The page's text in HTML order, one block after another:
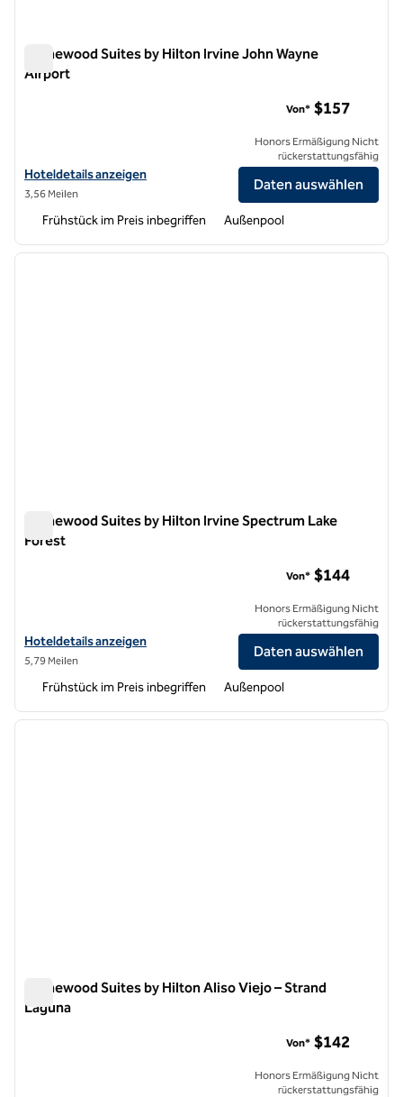
Homewood Suites by Hilton Irvine John Wayne
Airport
Hoteldetails für Homewood Suites by Hilton Irvine John Wayne
Hoteldetails anzeigen
3,56 Meilen
Von* $157
Honors Ermäßigung Nicht
rückerstattungsfähig
Daten auswählen
Frühstück im Preis inbegriffen Außenpool
1 von 12
Homewood Suites by Hilton Irvine Spectrum Lake
Forest
Hoteldetails für Homewood Suites by Hilton Irvine Spectrum Lake
Hoteldetails anzeigen
5,79 Meilen
Von* $144
Honors Ermäßigung Nicht
rückerstattungsfähig
Daten auswählen
Frühstück im Preis inbegriffen Außenpool
1 von 12
Homewood Suites by Hilton Aliso Viejo – Strand
Laguna
Von* $142
Honors Ermäßigung Nicht
rückerstattungsfähig